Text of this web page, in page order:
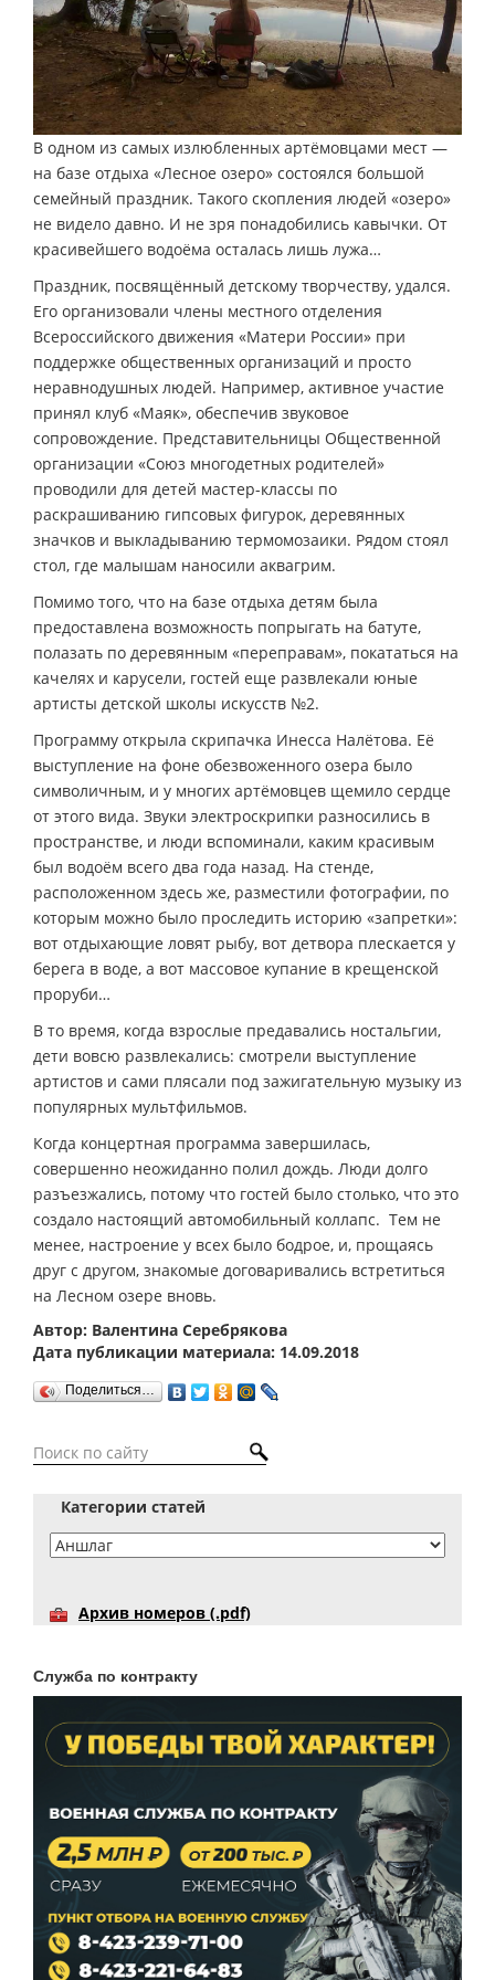
В одном из самых излюбленных артёмовцами мест —
на базе отдыха «Лесное озеро» состоялся большой
семейный праздник. Такого скопления людей «озеро»
не видело давно. И не зря понадобились кавычки. От
красивейшего водоёма осталась лишь лужа…
Праздник, посвящённый детскому творчеству, удался.
Его организовали члены местного отделения
Всероссийского движения «Матери России» при
поддержке общественных организаций и просто
неравнодушных людей. Например, активное участие
принял клуб «Маяк», обеспечив звуковое
сопровождение. Представительницы Общественной
организации «Союз многодетных родителей»
проводили для детей мастер-классы по
раскрашиванию гипсовых фигурок, деревянных
значков и выкладыванию термомозаики. Рядом стоял
стол, где малышам наносили аквагрим.
Помимо того, что на базе отдыха детям была
предоставлена возможность попрыгать на батуте,
полазать по деревянным «переправам», покататься на
качелях и карусели, гостей еще развлекали юные
артисты детской школы искусств №2.
Программу открыла скрипачка Инесса Налётова. Её
выступление на фоне обезвоженного озера было
символичным, и у многих артёмовцев щемило сердце
от этого вида. Звуки электроскрипки разносились в
пространстве, и люди вспоминали, каким красивым
был водоём всего два года назад. На стенде,
расположенном здесь же, разместили фотографии, по
которым можно было проследить историю «запретки»:
вот отдыхающие ловят рыбу, вот детвора плескается у
берега в воде, а вот массовое купание в крещенской
проруби…
В то время, когда взрослые предавались ностальгии,
дети вовсю развлекались: смотрели выступление
артистов и сами плясали под зажигательную музыку из
популярных мультфильмов.
Когда концертная программа завершилась,
совершенно неожиданно полил дождь. Люди долго
разъезжались, потому что гостей было столько, что это
создало настоящий автомобильный коллапс. Тем не
менее, настроение у всех было бодрое, и, прощаясь
друг с другом, знакомые договаривались встретиться
на Лесном озере вновь.
Автор: Валентина Серебрякова
Дата публикации материала: 14.09.2018
Поделиться…
Категории статей
Архив номеров (.pdf)
Служба по контракту